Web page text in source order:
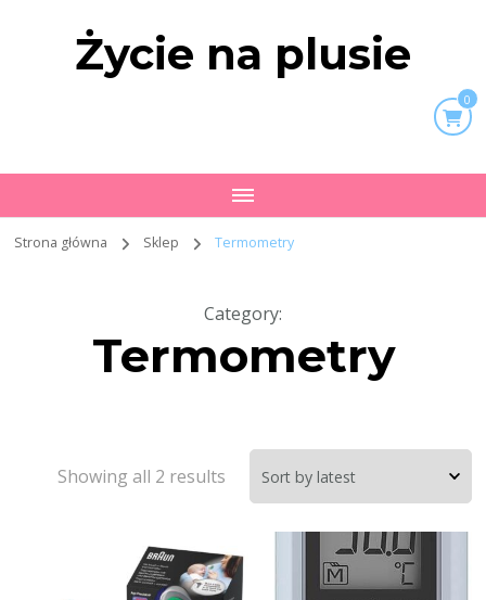
Życie na plusie
0
Strona główna Sklep Termometry
Category:
Termometry
Showing all 2 results